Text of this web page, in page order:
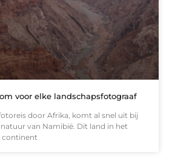
voor elke landschapsfotograaf
door Afrika, komt al snel uit bij
van Namibië. Dit land in het
continent